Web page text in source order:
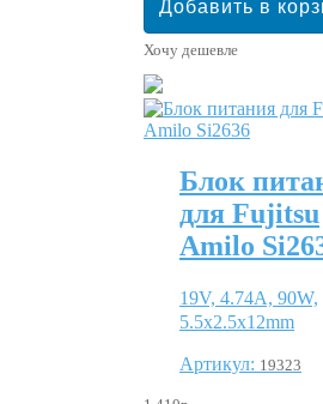
Хочу дешевле
Блок
для Fujitsu
Amilo
19V, 4.74A, 90W,
5.5x2.5x12mm
Артикул: 19323